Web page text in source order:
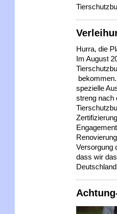
Hurra, die
Im August
spezielle
streng nach
Versorgung
dass wir